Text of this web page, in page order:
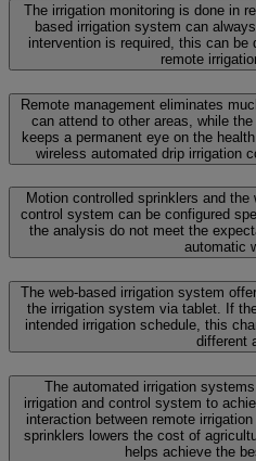
The irrigation monitoring is done in
based irrigation system can
intervention is required, this can
remote
Remote management eliminates
can attend to other areas, while
keeps a permanent eye on the
wireless automated drip irrigation
Motion controlled sprinklers and
control system can be configured
the analysis do not meet the
automatic
The web-based irrigation system
the irrigation system via tablet. If
intended irrigation schedule, this
different
The automated irrigation
irrigation and control system to
interaction between remote
sprinklers lowers the cost of
helps achieve the